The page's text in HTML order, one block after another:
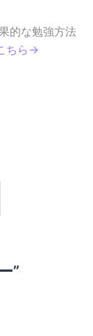
的な勉強方法
ちら→
”